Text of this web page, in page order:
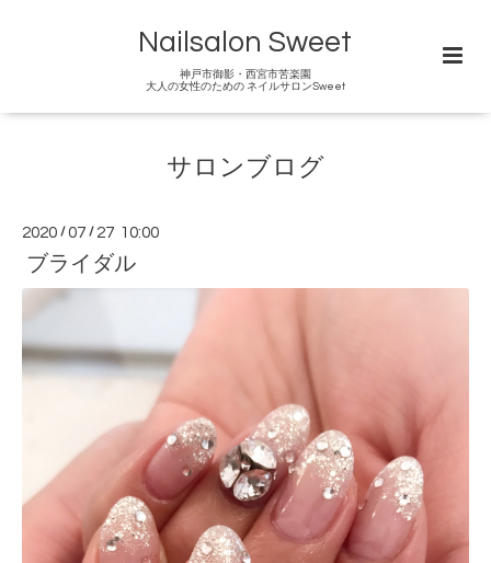
Nailsalon Sweet
神戸市御影・西宮市苦楽園
大人の女性のための ネイルサロンSweet
サロンブログ
2020 /07 / 27 10:00
ブライダル